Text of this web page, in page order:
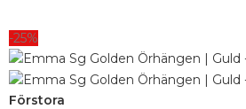
-25%
Förstora